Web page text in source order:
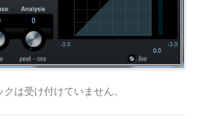
は受け付けていません。